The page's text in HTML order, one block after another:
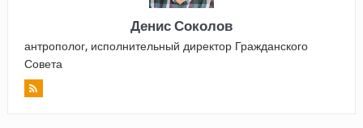
Денис Соколов
антрополог, исполнительный директор Гражданского
Совета